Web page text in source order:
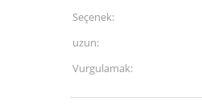
Seçenek:
uzun:
Vurgulamak: